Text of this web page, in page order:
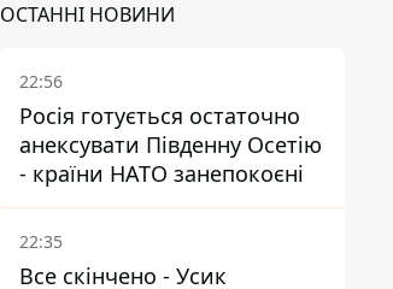
ОСТАННІ НОВИНИ
22:56
Росія готується остаточно
анексувати Південну Осетію
- країни НАТО занепокоєні
22:35
Все скінчено - Усик